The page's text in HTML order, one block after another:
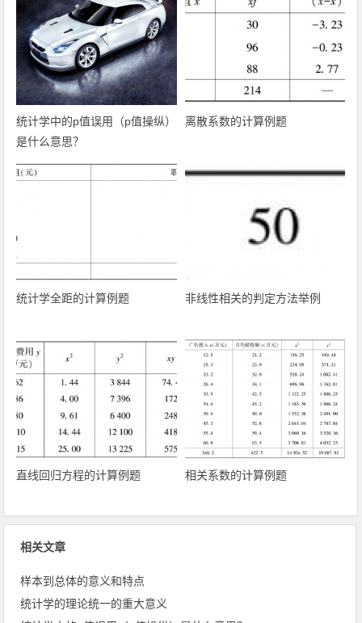
统计学中的p值误用（p值操纵）
是什么意思？
离散系数的计算例题
统计学全距的计算例题 非线性相关的判定方法举例
直线回归方程的计算例题 相关系数的计算例题
相关文章
样本到总体的意义和特点
统计学的理论统一的重大意义